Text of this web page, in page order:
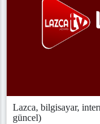
Lazca, bilgisayar,
güncel)